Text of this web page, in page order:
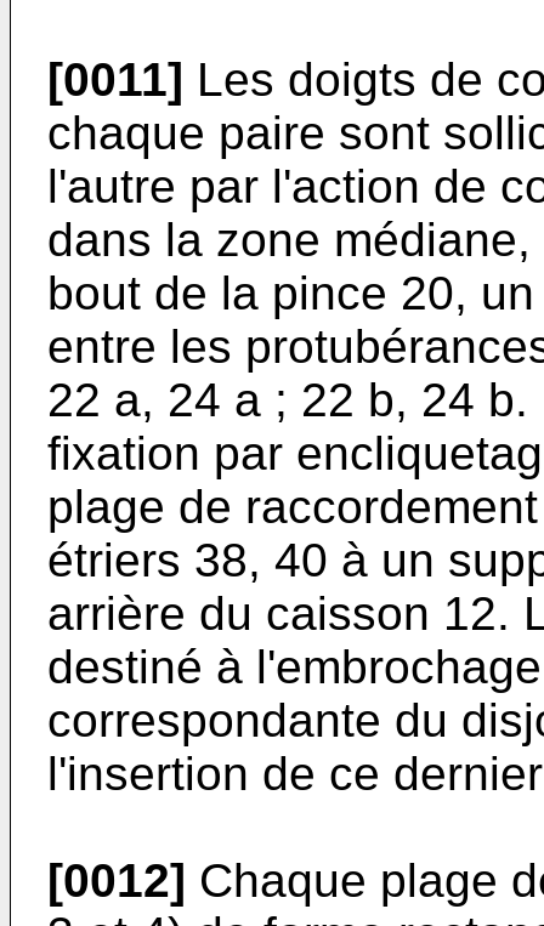
[0011] Les doigts de
chaque paire sont
l'autre par l'action de
dans la zone
bout de la pince 20,
entre les
22 a, 24 a ; 22 b, 24
fixation par
plage de
étriers 38, 40 à un
arrière du caisson 12.
destiné à
correspondante du
l'insertion de ce
[0012] Chaque plage